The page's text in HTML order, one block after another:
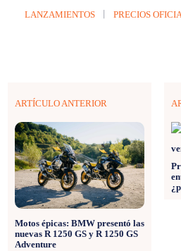
LANZAMIENTOS PRECIOS
ARTÍCULO ANTERIOR
Motos épicas: BMW presentó las
nuevas R 1250 GS y R 1250 GS
Adventure